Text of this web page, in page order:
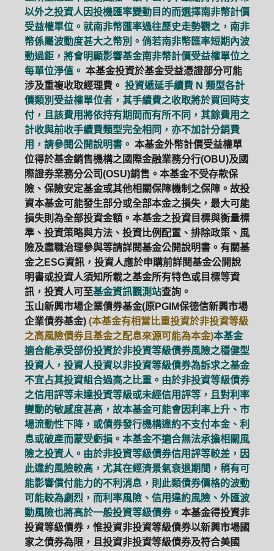
以外之投資人因投機匯率變動目的而選擇南非幣計價
受益權單位。就南非幣匯率過往歷史走勢觀之，南非
幣係屬波動度甚大之幣別。倘若南非幣匯率短期內波
動過鉅，將會明顯影響基金南非幣計價受益權單位之
每單位淨值。 本基金投資於基金受益憑證部分可能
涉及重複收取經理費。 投資遞延手續費 N 類型各計
價類別受益權單位者，其手續費之收取將於買回時支
付，且該費用將依持有期間而有所不同，其餘費用之
計收與前收手續費類型完全相同，亦不加計分銷費
用，請參閱公開說明書。 本基金外幣計價受益權單
位得於基金銷售機構之國際金融業務分行(OBU)及國
際證券業務分公司(OSU)銷售。本基金不受存款保
險、保險安定基金或其他相關保障機制之保障。故投
資本基金可能發生部分或全部本金之損失，最大可能
損失則為全部投資金額。本基金之投資目標與衡量標
準、投資策略與方法、投資比例配置、排除政策、風
險及盡職治理參與等請詳閱基金公開說明書。有關基
金之ESG資訊，投資人應於申購前詳閱基金公開說
明書或投資人須知所載之基金所有特色或目標等資
訊，投資人可至基金資訊觀測站查詢。
玉山新興市場企業債券基金(原PGIM保德信新興市場
企業債券基金) (本基金有相當比重投資於非投資等級
之高風險債券且基金之配息來源可能為本金)本基金
適合能承受部份投資於非投資等級債券風險之穩健型
投資人，投資人投資以非投資等級債券為訴求之基金
不宜占其投資組合過高之比重。由於非投資等級債券
之信用評等未達投資等級或未經信用評等，且對利率
變動的敏感度甚高，故本基金可能會因利率上升、市
場流動性下降，或債券發行機構違約不支付本金、利
息或破產而蒙受虧損。本基金不適合無法承擔相關風
險之投資人。由於非投資等級債券信用評等較差，因
此違約風險較高，尤其在經濟景氣衰退期間，稍有可
能影響償付能力的不利消息，則此類債券價格的波動
可能較為劇烈，而利率風險、信用違約風險、外匯波
動風險也將高於一般投資等級債券。 本基金得投資非
投資等級債券，惟投資非投資等級債券以新興市場國
家之債券為限，且投資非投資等級債券及符合美國